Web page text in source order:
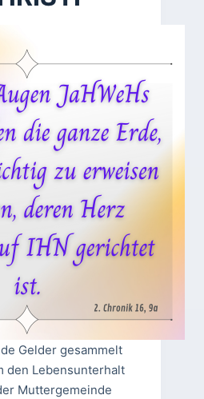
Gelder gesammelt
den Lebensunterhalt
Muttergemeinde